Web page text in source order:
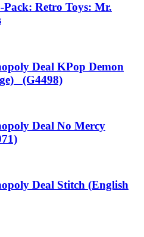
Retro Toys: Mr.
Deal KPop Demon
(G4498)
Deal No Mercy
Deal Stitch (English